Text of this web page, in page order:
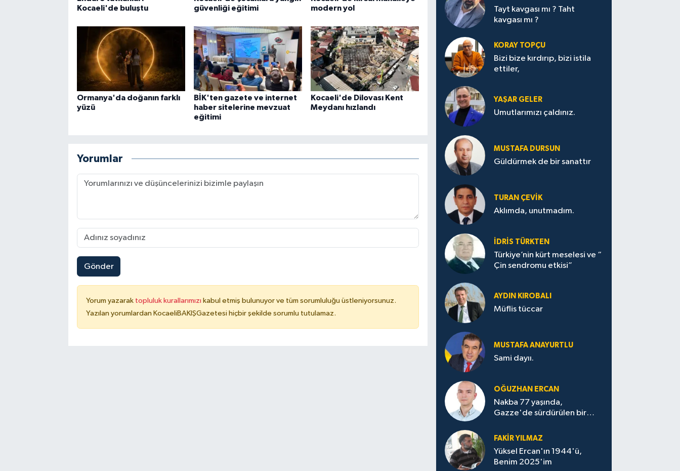
Kocaeli'de buluştu
güvenliği eğitimi
modern yol
Ormanya'da doğanın farklı
yüzü
BİK'ten gazete ve internet
haber sitelerine mevzuat
eğitimi
Kocaeli'de Dilovası Kent
Meydanı hızlandı
Yorumlar
Gönder
Yorum yazarak topluluk kurallarımızı kabul etmiş bulunuyor ve tüm sorumluluğu üstleniyorsunuz.
Yazılan yorumlardan KocaeliBAKIŞGazetesi hiçbir şekilde sorumlu tutulamaz.
Tayt kavgası mı ? Taht
kavgası mı ?
KORAY TOPÇU
Bizi bize kırdırıp, bizi istila
ettiler,
YAŞAR GELER
Umutlarımızı çaldınız.
MUSTAFA DURSUN
Güldürmek de bir sanattır
TURAN ÇEVİK
Aklımda, unutmadım.
İDRİS TÜRKTEN
Türkiye’nin kürt meselesi ve “
Çin sendromu etkisi”
AYDIN KIROBALI
Müflis tüccar
MUSTAFA ANAYURTLU
Sami dayıı.
OĞUZHAN ERCAN
Nakba 77 yaşında,
Gazze'de sürdürülen bir
FAKİR YILMAZ
Yüksel Ercan'ın 1944'ü,
Benim 2025'im